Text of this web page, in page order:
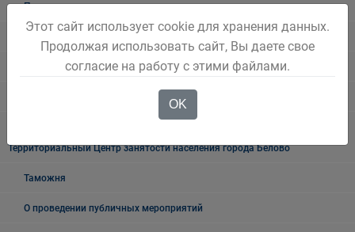
Полиция
Росреестр
Территориальный Центр занятости населения города Белово
Таможня
О проведении публичных мероприятий
Этот сайт использует cookie для хранения данных.
Продолжая использовать сайт, Вы даете свое
согласие на работу с этими файлами.
OK